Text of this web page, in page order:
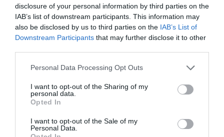
disclosure of your personal information by third parties on the
IAB’s list of downstream participants. This information may
also be disclosed by us to third parties on the IAB’s List of
Downstream Participants that may further disclose it to other
Personal Data Processing Opt Outs
I want to opt-out of the Sharing of my
personal data.
Opted In
I want to opt-out of the Sale of my
Personal Data.
RÉPONDRE
Anna Stazzia commenté :
8 juillet 2026 - 15 h 22
min
Comme remettre de la F sur de nouvelles
suites en premier & neuvième rang des 777-300.